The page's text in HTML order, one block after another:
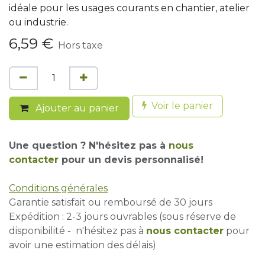
idéale pour les usages courants en chantier, atelier
ou industrie.
6,59 € Hors taxe
Ajouter au panier Voir le panier
Une question ? N'hésitez pas à nous
contacter pour un devis personnalisé!
Conditions générales
Garantie satisfait ou remboursé de 30 jours
Expédition : 2-3 jours ouvrables (sous réserve de
disponibilité - n'hésitez pas à nous contacter pour
avoir une estimation des délais)